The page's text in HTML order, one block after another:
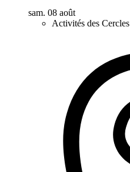
sam. 08 août
Activités des Cercles